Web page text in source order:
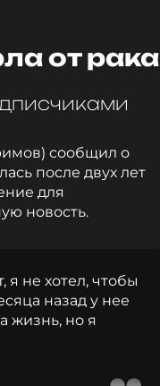
от рака
сообщил о
после двух лет
для
новость.
не хотел, чтобы
назад у нее
жизнь, но я